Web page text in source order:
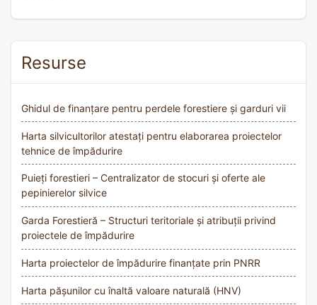
Resurse
Ghidul de finanțare pentru perdele forestiere și garduri vii
Harta silvicultorilor atestați pentru elaborarea proiectelor
tehnice de împădurire
Puieți forestieri – Centralizator de stocuri și oferte ale
pepinierelor silvice
Garda Forestieră – Structuri teritoriale și atribuții privind
proiectele de împădurire
Harta proiectelor de împădurire finanțate prin PNRR
Harta pășunilor cu înaltă valoare naturală (HNV)